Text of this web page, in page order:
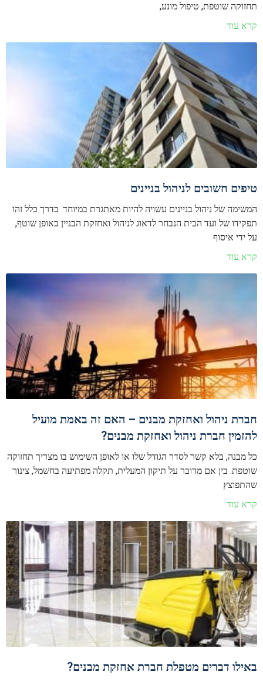
תחזוקה שוטפת, טיפול מונע,
קרא עוד
טיפים חשובים לניהול בניינים
המשימה של ניהול בניינים עשויה להיות מאתגרת במיוחד. בדרך כלל זהו
תפקידו של ועד הבית הנבחר לדאוג לניהול ואחזקת הבניין באופן שוטף,
על ידי איסוף
קרא עוד
חברת ניהול ואחזקת מבנים – האם זה באמת מועיל
להזמין חברת ניהול ואחזקת מבנים?
כל מבנה, בלא קשר לסדר הגודל שלו או לאופן השימוש בו מצריך תחזוקה
שוטפת. בין אם מדובר על תיקון המעלית, תקלה מפתיעה בחשמל, צינור
שהתפוצץ
קרא עוד
באילו דברים מטפלת חברת אחזקת מבנים?